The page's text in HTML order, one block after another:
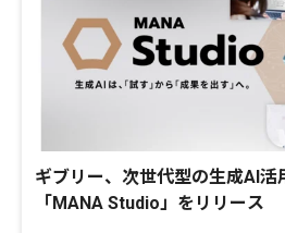
ギブリー、次世代型の生成AI活
「MANA Studio」をリリース